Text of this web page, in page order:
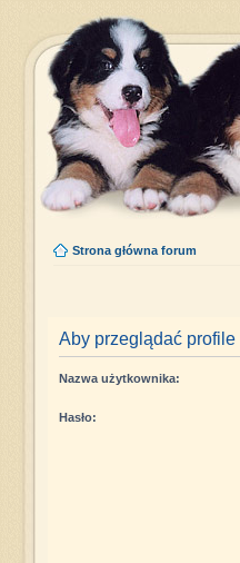
Strona główna forum
Aby przeglądać
Nazwa użytkownika:
Hasło: